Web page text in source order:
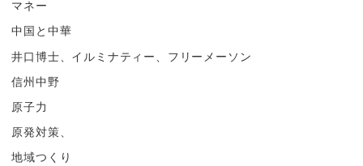
マネー
中国と中華
井口博士、イルミナティー、フリーメーソン
信州中野
原子力
原発対策、
地域つくり